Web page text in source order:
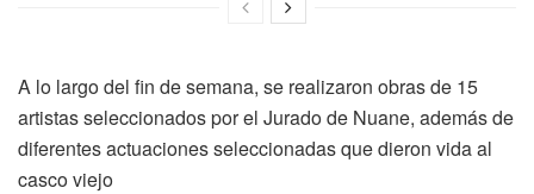
A lo largo del fin de semana, se realizaron obras de 15
artistas seleccionados por el Jurado de Nuane, además de
diferentes actuaciones seleccionadas que dieron vida al
casco viejo